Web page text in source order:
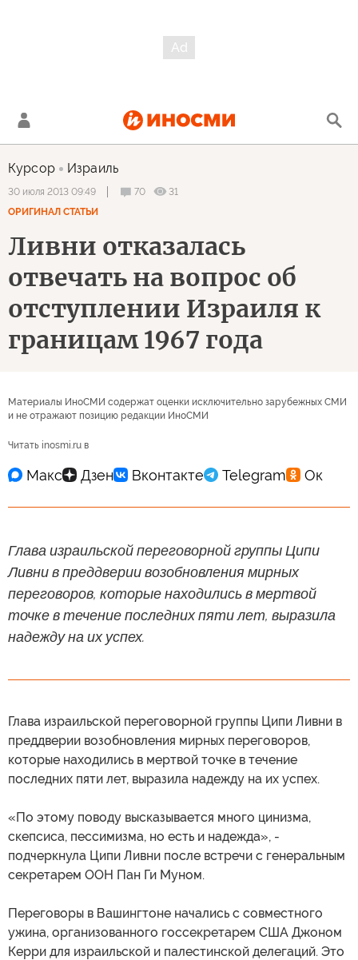
Курсор Израиль
30 июля 2013 09:49 70
31
ОРИГИНАЛ СТАТЬИ
Ливни отказалась
отвечать на вопрос об
отступлении Израиля к
границам 1967 года
Материалы ИноСМИ содержат оценки исключительно зарубежных СМИ
и не отражают позицию редакции ИноСМИ
Читать inosmi.ru в
Глава израильской переговорной группы Ципи
Ливни в преддверии возобновления мирных
переговоров, которые находились в мертвой
точке в течение последних пяти лет, выразила
надежду на их успех.
Глава израильской переговорной группы Ципи Ливни в
преддверии возобновления мирных переговоров,
которые находились в мертвой точке в течение
последних пяти лет, выразила надежду на их успех.
«По этому поводу высказывается много цинизма,
скепсиса, пессимизма, но есть и надежда», -
подчеркнула Ципи Ливни после встречи с генеральным
секретарем ООН Пан Ги Муном.
Переговоры в Вашингтоне начались с совместного
ужина, организованного госсекретарем США Джоном
Керри для израильской и палестинской делегаций. Это